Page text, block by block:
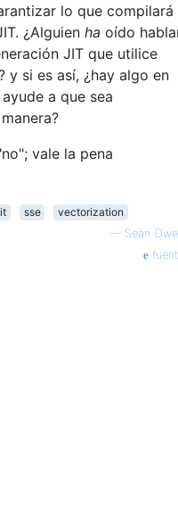
lo que compilará
¿Alguien ha oído
JIT que utilice
y si es así, ¿hay algo en
a que sea
vale la pena
sse
vectorization
— Sean